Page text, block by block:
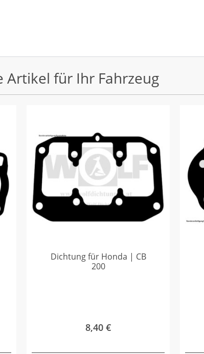
Artikel für Ihr Fahrzeug
Dichtung für Honda | CB
200
8,40 €